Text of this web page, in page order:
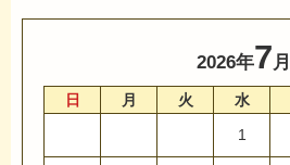
2026年7 月
日 月 火 水
1